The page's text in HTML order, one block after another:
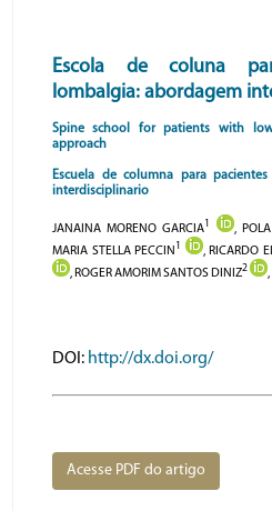
Escola de coluna
lombalgia: abordagem
Spine school for patients with
approach
Escuela de columna para
interdisciplinario
JANAINA MORENO GARCIA1 ,
MARIA STELLA PECCIN 1 , RICARDO
, ROGER AMORIM SANTOS DINIZ2 ,
DOI: http://dx.doi.org/
Acesse PDF do artigo